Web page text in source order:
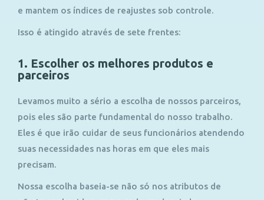
e mantem os índices de reajustes sob controle.
Isso é atingido através de sete frentes:
1. Escolher os melhores produtos e
parceiros
Levamos muito a sério a escolha de nossos parceiros,
pois eles são parte fundamental do nosso trabalho.
Eles é que irão cuidar de seus funcionários atendendo
suas necessidades nas horas em que eles mais
precisam.
Nossa escolha baseia-se não só nos atributos de